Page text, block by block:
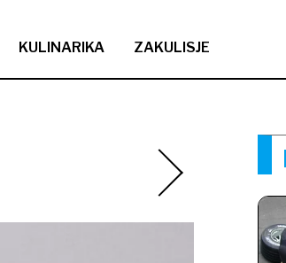
KULINARIKA ZAKULISJE